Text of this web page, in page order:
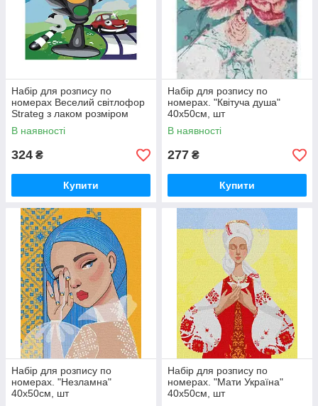
Набір для розпису по
номерах Веселий світлофор
Strateg з лаком розміром
30х30 см (ES035), шт
В наявності
324 ₴
Купити
Набір для розпису по
номерах. "Квітуча душа"
40х50см, шт
В наявності
277 ₴
Купити
Набір для розпису по
номерах. "Незламна"
40х50см, шт
Набір для розпису по
номерах. "Мати Україна"
40х50см, шт